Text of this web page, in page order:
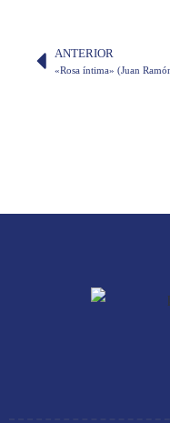
ANTERIOR